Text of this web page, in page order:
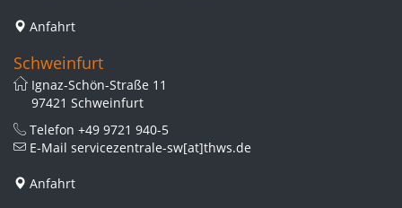
Anfahrt
Schweinfurt
Ignaz-Schön-Straße 11
97421 Schweinfurt
Telefon +49 9721 940-5
E-Mail servicezentrale-sw[at]thws.de
Anfahrt